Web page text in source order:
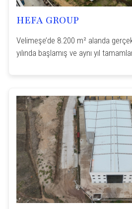
HEFA GROUP
Velimeşe’de 8.200 m² alanda
yılında başlamış ve aynı yıl